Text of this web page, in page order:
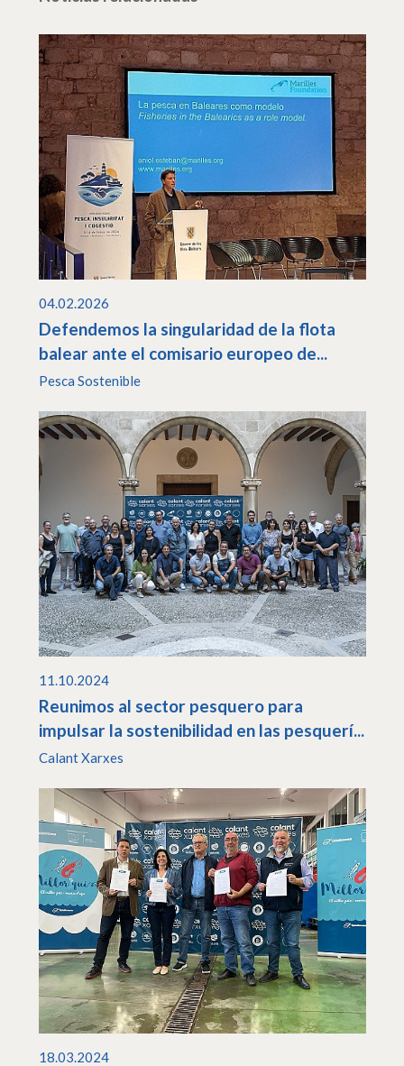
04.02.2026
Defendemos la singularidad de la flota
balear ante el comisario europeo de...
Pesca Sostenible
11.10.2024
Reunimos al sector pesquero para
impulsar la sostenibilidad en las pesquerí...
Calant Xarxes
18.03.2024